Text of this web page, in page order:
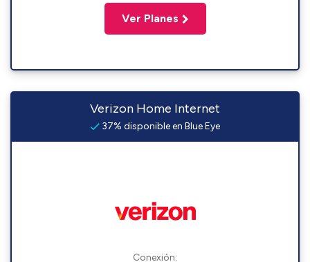
Ver Planes
Verizon Home Internet
37% disponible en Blue Eye
Conexión: